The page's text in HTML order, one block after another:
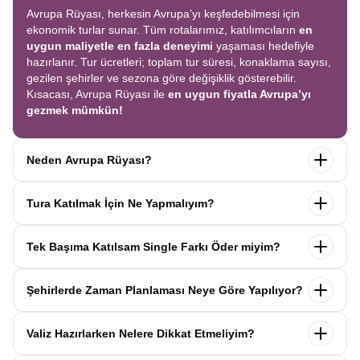
Avrupa Rüyası, herkesin Avrupa’yı keşfedebilmesi için
ekonomik turlar sunar. Tüm rotalarımız, katılımcıların en
uygun maliyetle en fazla deneyimi yaşaması hedefiyle
hazırlanır. Tur ücretleri; toplam tur süresi, konaklama sayısı,
gezilen şehirler ve sezona göre değişiklik gösterebilir.
Kısacası, Avrupa Rüyası ile en uygun fiyatla Avrupa’yı
gezmek mümkün!
Neden Avrupa Rüyası?
tek seferde birçok
ülkeyikeşfedin! Ekstra tur ücreti yok, tüm geziler fiyata
ile Avrupa’yı en keyifli şekilde yaşayın.
Tura Katılmak İçin Ne Yapmalıyım?
seyahat sözleşmesinionaylayın.İlk taksitiödediğinizde
Tek Başıma Katılsam Single Farkı Öder miyim?
katıldığınızda1000 Euro’ya varan single farkı
konforlu bir şekilde seyahat edebilirsiniz.
Şehirlerde Zaman Planlaması Neye Göre Yapılıyor?
uzman
operasyon birimimiz tarafından önceden test edilip
en
Valiz Hazırlarken Nelere Dikkat Etmeliyim?